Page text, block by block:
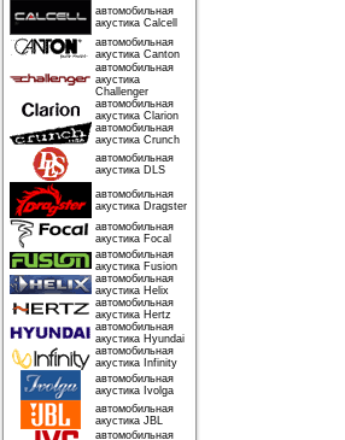
автомобильная
акустика Calcell
автомобильная
акустика Canton
автомобильная
акустика
Challenger
автомобильная
акустика Clarion
автомобильная
акустика Crunch
автомобильная
акустика DLS
автомобильная
акустика Dragster
автомобильная
акустика Focal
автомобильная
акустика Fusion
автомобильная
акустика Helix
автомобильная
акустика Hertz
автомобильная
акустика Hyundai
автомобильная
акустика Infinity
автомобильная
акустика Ivolga
автомобильная
акустика JBL
автомобильная